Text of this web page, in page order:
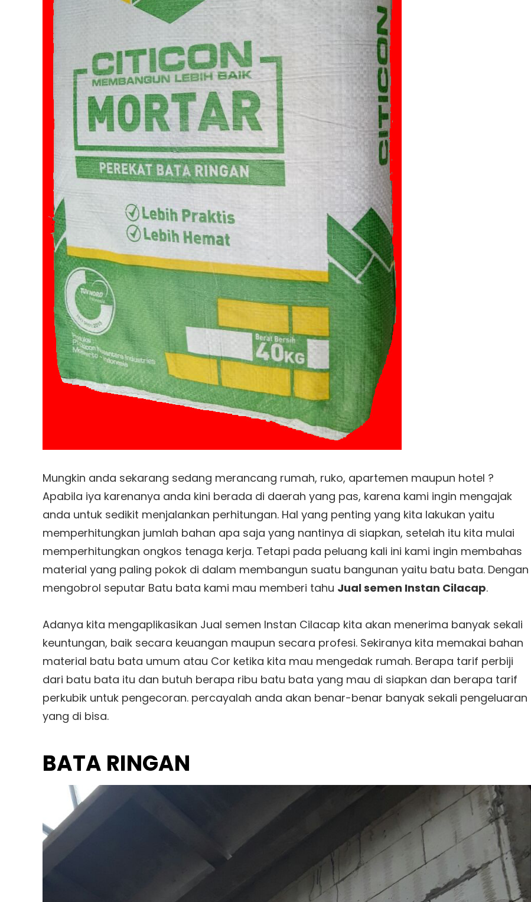
Mungkin anda sekarang sedang merancang rumah, ruko, apartemen maupun hotel ?
Apabila iya karenanya anda kini berada di daerah yang pas, karena kami ingin mengajak
anda untuk sedikit menjalankan perhitungan. Hal yang penting yang kita lakukan yaitu
memperhitungkan jumlah bahan apa saja yang nantinya di siapkan, setelah itu kita mulai
memperhitungkan ongkos tenaga kerja. Tetapi pada peluang kali ini kami ingin membahas
material yang paling pokok di dalam membangun suatu bangunan yaitu batu bata. Dengan
mengobrol seputar Batu bata kami mau memberi tahu Jual semen Instan Cilacap.
Adanya kita mengaplikasikan Jual semen Instan Cilacap kita akan menerima banyak sekali
keuntungan, baik secara keuangan maupun secara profesi. Sekiranya kita memakai bahan
material batu bata umum atau Cor ketika kita mau mengedak rumah. Berapa tarif perbiji
dari batu bata itu dan butuh berapa ribu batu bata yang mau di siapkan dan berapa tarif
perkubik untuk pengecoran. percayalah anda akan benar-benar banyak sekali pengeluaran
yang di bisa.
BATA RINGAN